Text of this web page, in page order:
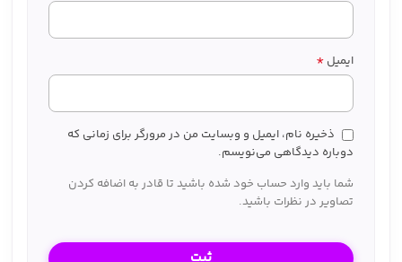
ایمیل *
ذخیره نام، ایمیل و وبسایت من در مرورگر برای زمانی که
دوباره دیدگاهی می‌نویسم.
شما باید وارد حساب خود شده باشید تا قادر به اضافه کردن
تصاویر در نظرات باشید.